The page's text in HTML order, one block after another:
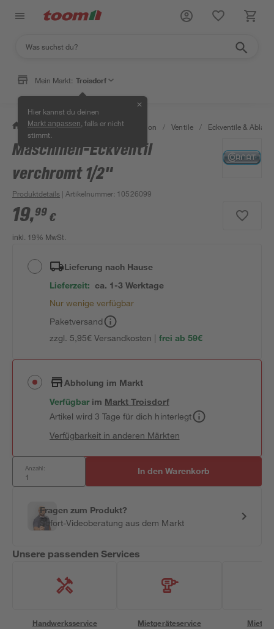
Mein Markt: Troisdorf
Hier kannst du deinen
Markt anpassen , falls er nicht
stimmt.
✕
/ Bad & Sanitär / Sanitärinstallation / Ventile / Eckventile &
Maschinen-Eckventil
verchromt 1/2"
Produktdetails | Artikelnummer: 10526099
19,99 €
inkl. 19% MwSt.
Lieferung nach Hause
Lieferzeit: ca. 1-3 Werktage
Nur wenige verfügbar
Paketversand
zzgl. 5,95€ Versandkosten | frei ab 59€
Abholung im Markt
Verfügbar im MarktTroisdorf
Artikel wird 3 Tage für dich hinterlegt
Verfügbarkeit in anderen Märkten
Anzahl: In den Warenkorb
Fragen zum Produkt?
Sofort-Videoberatung aus dem Markt
Unsere passenden Services
Handwerksservice Mietgeräteservice